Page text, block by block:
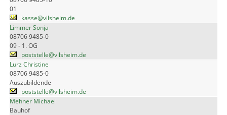
01
kasse@vilsheim.de
Limmer Sonja
08706 9485-0
09 - 1. OG
poststelle@vilsheim.de
Lurz Christine
08706 9485-0
Auszubildende
poststelle@vilsheim.de
Mehner Michael
Bauhof